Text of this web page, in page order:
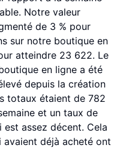
Notre valeur
de 3 % pour
sur notre boutique en
atteindre 23 622. Le
en ligne a été
depuis la création
totaux étaient de 782
et un taux de
assez décent. Cela
avaient déjà acheté ont